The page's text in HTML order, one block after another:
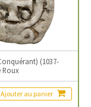
(1037-
Roux
Ajouter au panier